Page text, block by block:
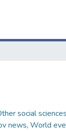
social
news, World